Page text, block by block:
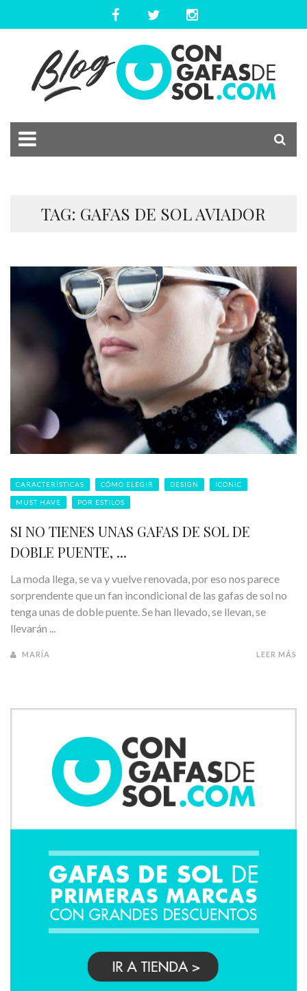
TAG: GAFAS DE SOL AVIADOR
CARACTERÍSTICAS CÓMO ELEGIR DESIGN ICONIC
MUST HAVE POR ESTILOS
SI NO TIENES UNAS GAFAS DE SOL DE
DOBLE PUENTE, ...
La moda llega, se va y vuelve renovada, por eso nos parece
sorprendente que un fan incondicional de las gafas de sol no
tenga unas de doble puente. Se han llevado, se llevan, se
llevarán ...
MARÍA LEER MÁS